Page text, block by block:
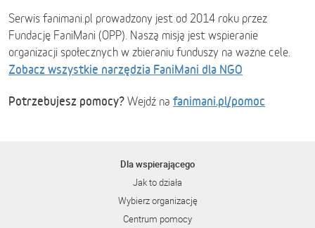
Serwis fanimani.pl prowadzony jest od 2014 roku przez
Fundację FaniMani (OPP). Naszą misją jest wspieranie
organizacji społecznych w zbieraniu funduszy na ważne cele.
Zobacz wszystkie narzędzia FaniMani dla NGO
Potrzebujesz pomocy? Wejdź na fanimani.pl/pomoc
Dla wspierającego
Jak to działa
Wybierz organizację
Centrum pomocy